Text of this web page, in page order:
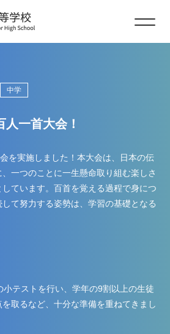
中学
人一首大会！
を実施しました！ 本大会は、日本の伝
一つのことに一生懸命取り組む楽しさ
ています。百首を覚える過程で身につ
て努力する姿勢は、学習の基礎となる
テストを行い、学年の9割以上の生徒
取るなど、十分な準備を重ねてきまし